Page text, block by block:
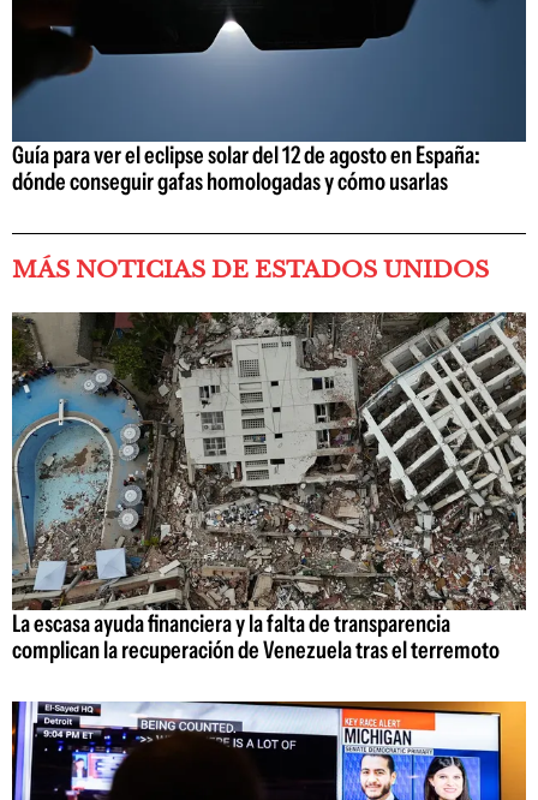
Guía para ver el eclipse solar del 12 de agosto en España:
dónde conseguir gafas homologadas y cómo usarlas
MÁS NOTICIAS DE ESTADOS UNIDOS
La escasa ayuda financiera y la falta de transparencia
complican la recuperación de Venezuela tras el terremoto